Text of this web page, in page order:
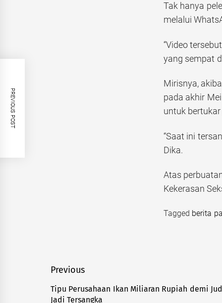
Tak hanya
melalui
“Video
yang sempat
Mirisnya,
pada akhir
untuk bertukar
“Saat ini
Dika.
Atas
Kekerasan
Tagged berita
Navigasi
pos
Previous
Previous
Tipu Perusahaan Ikan Miliaran Rupiah demi
Jadi Tersangka
PREVIOUS POST